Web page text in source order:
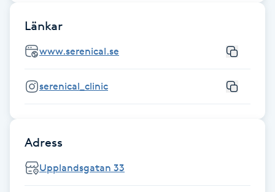
Nagelförlängning gelé
Nagelförlängning glasfiber
Nagelförlängning silke
Nagelklippning
Länkar
www.serenical.se
serenical_clinic
Adress
Upplandsgatan 33